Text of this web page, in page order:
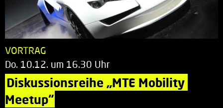
VORTRAG
Do. 10.12. um 16.30 Uhr
Diskussionsreihe „MTE Mobility
Meetup“